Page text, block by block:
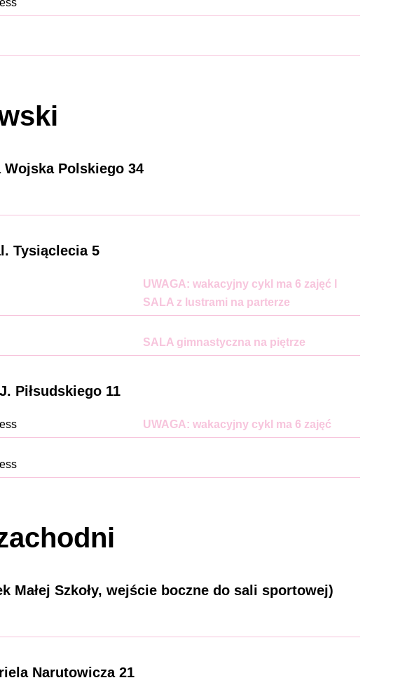
Wojska Polskiego 34
Tysiąclecia 5
UWAGA: wakacyjny cykl ma 6 zajęć l
SALA z lustrami na parterze
SALA gimnastyczna na piętrze
Piłsudskiego 11
UWAGA: wakacyjny cykl ma 6 zajęć
Małej Szkoły, wejście boczne do sali sportowej)
Narutowicza 21